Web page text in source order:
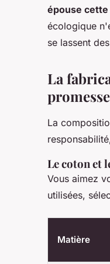
épouse
écologique
se lassent
La
La
Le coton et
Vous aimez
utilisées,
Matière